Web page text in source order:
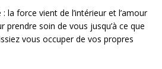
la force vient de l’intérieur et l’amour
prendre soin de vous jusqu’à ce que
vous occuper de vos propres